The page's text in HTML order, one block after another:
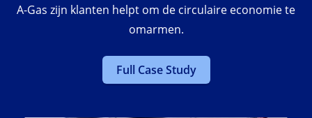
A-Gas zijn klanten helpt om de circulaire economie te
omarmen.
Full Case Study